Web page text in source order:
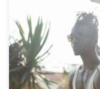
Co było bardziej
alkohol? Sprawiając, że
pandemii, roślina
leki. Pandemia
niepokojący wpływ na